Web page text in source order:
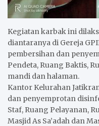
Kegiatan karbak ini
diantaranya di Gereja
pembersihan dan
Pendeta, Ruang Baktis,
mandi dan halaman.
Kantor Kelurahan
dan penyemprotan
Staf, Ruang Pelayanan,
Masjid As Sa’adah dan